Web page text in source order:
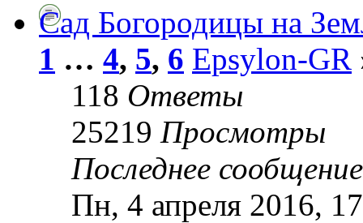
Сад Богородицы на
1 … 4, 5, 6 Epsylon-GR
118 Ответы
25219 Просмотры
Последнее
Пн, 4 апреля 2016,